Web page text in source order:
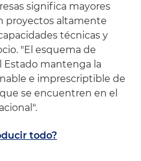
significa mayores
proyectos altamente
técnicas y
"El esquema de
mantenga la
e imprescriptible de
se encuentren en el
todo?